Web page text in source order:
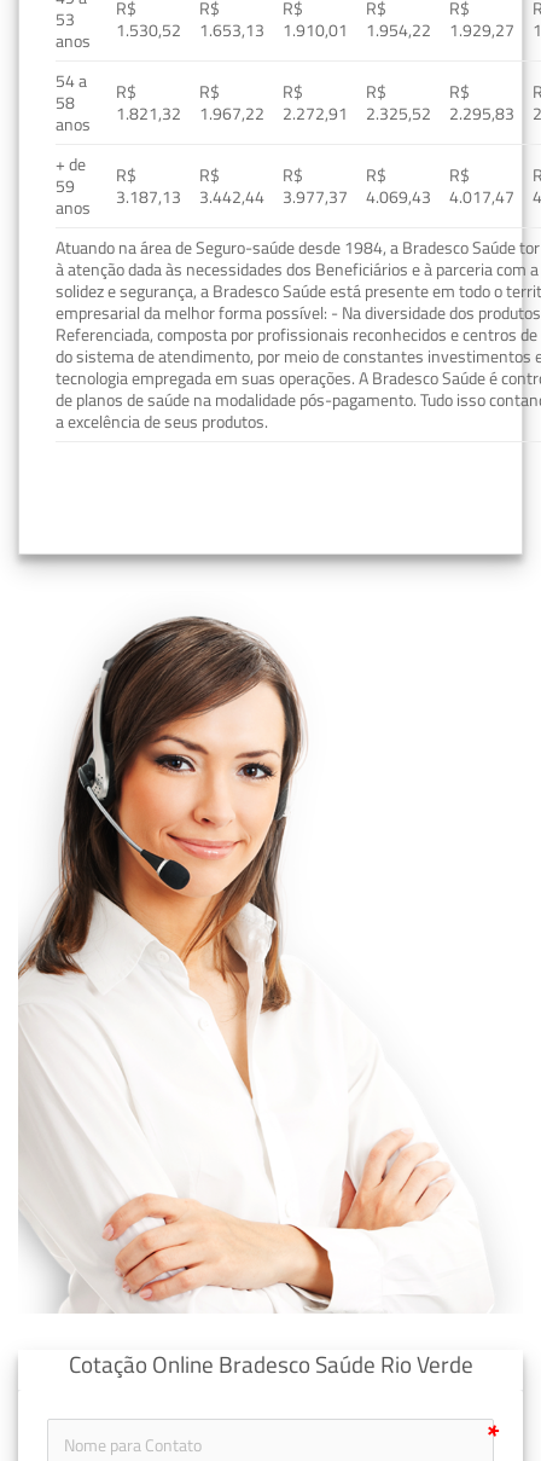
53
anos
R$
1.530,52
R$
1.653,13
R$
1.910,01
R$
1.954,22
R$
1.929,27
54 a
58
anos
R$
1.821,32
R$
1.967,22
R$
2.272,91
R$
2.325,52
R$
2.295,83
+ de
59
anos
R$
3.187,13
R$
3.442,44
R$
3.977,37
R$
4.069,43
R$
4.017,47
Atuando na área de Seguro-saúde desde 1984, a Bradesco Saúde
à atenção dada às necessidades dos Beneficiários e à parceria com
solidez e segurança, a Bradesco Saúde está presente em todo o
empresarial da melhor forma possível: - Na diversidade dos
Referenciada, composta por profissionais reconhecidos e centros
do sistema de atendimento, por meio de constantes investimentos
tecnologia empregada em suas operações. A Bradesco Saúde é
de planos de saúde na modalidade pós-pagamento. Tudo isso
a excelência de seus produtos.
Cotação Online Bradesco Saúde Rio Verde